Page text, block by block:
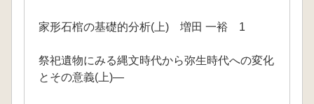
家形石棺の基礎的分析(上) 増田 一裕 1
祭祀遺物にみる縄文時代から弥生時代への変化
とその意義(上)―